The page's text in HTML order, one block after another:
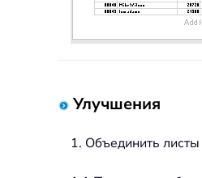
Улучшения
1. Объединить листы